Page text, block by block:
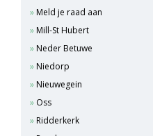
Meld je raad aan
Mill-St Hubert
Neder Betuwe
Niedorp
Nieuwegein
Oss
Ridderkerk